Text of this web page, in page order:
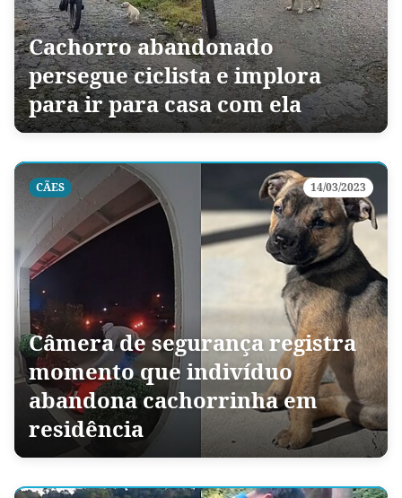
Cachorro abandonado
persegue ciclista e implora
para ir para casa com ela
CÃES 14/03/2023
Câmera de segurança registra
momento que indivíduo
abandona cachorrinha em
residência